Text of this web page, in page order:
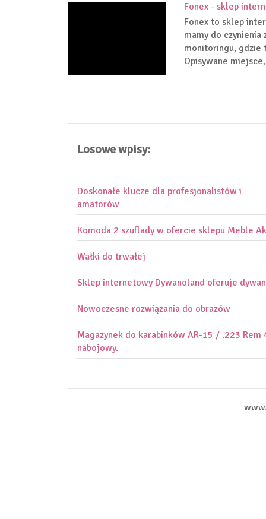
Fonex - sklep
Fonex to sklep
mamy do
monitoringu, gdzie
Opisywane
Losowe wpisy:
Doskonałe klucze dla profesjonalistów i
amatorów
Komoda 2 szuflady w ofercie sklepu Meble
Wałki do trwałej
Sklep internetowy Dywanoland oferuje
Nowoczesne rozwiązania do obrazów
Magazynek do karabinków AR-15 / .223 Rem
nabojowy.